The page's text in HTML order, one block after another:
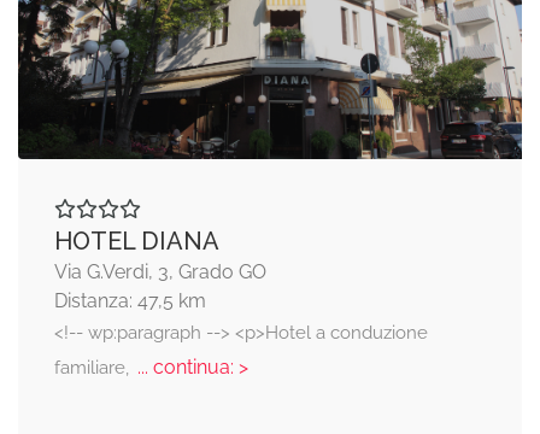
HOTEL DIANA
Via G.Verdi, 3, Grado GO
Distanza: 47,5 km
<!-- wp:paragraph --> <p>Hotel a conduzione
familiare, ... continua: >